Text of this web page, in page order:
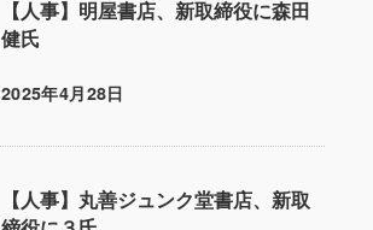
【人事】明屋書店、新取締役に森田
健氏
投稿日
2025年4月28日
【人事】丸善ジュンク堂書店、新取